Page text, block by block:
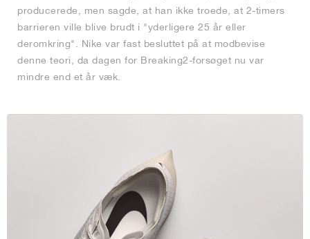
producerede, men sagde, at han ikke troede, at 2-timers
barrieren ville blive brudt i "yderligere 25 år eller
deromkring". Nike var fast besluttet på at modbevise
denne teori, da dagen for Breaking2-forsøget nu var
mindre end et år væk.